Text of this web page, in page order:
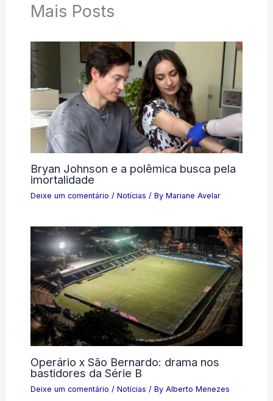
Mais Posts
Bryan Johnson e a polêmica busca pela
imortalidade
Deixe um comentário / Notícias / By Mariane Avelar
Operário x São Bernardo: drama nos
bastidores da Série B
Deixe um comentário / Notícias / By Alberto Menezes